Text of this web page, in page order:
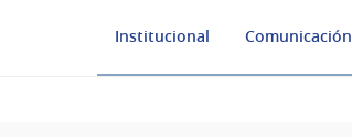
Institucional Comunicación